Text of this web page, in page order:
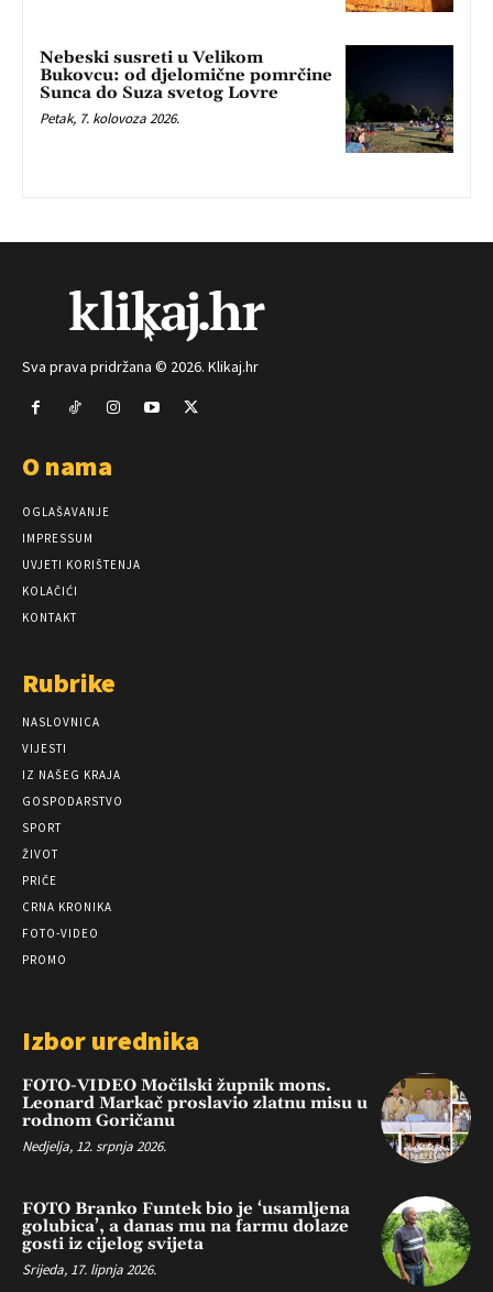
Nebeski susreti u Velikom
Bukovcu: od djelomične pomrčine
Sunca do Suza svetog Lovre
Petak, 7. kolovoza 2026.
Sva prava pridržana © 2026. Klikaj.hr
O nama
OGLAŠAVANJE
IMPRESSUM
UVJETI KORIŠTENJA
KOLAČIĆI
KONTAKT
Rubrike
NASLOVNICA
VIJESTI
IZ NAŠEG KRAJA
GOSPODARSTVO
SPORT
ŽIVOT
PRIČE
CRNA KRONIKA
FOTO-VIDEO
PROMO
Izbor urednika
FOTO-VIDEO Močilski župnik mons.
Leonard Markač proslavio zlatnu misu u
rodnom Goričanu
Nedjelja, 12. srpnja 2026.
FOTO Branko Funtek bio je ‘usamljena
golubica’, a danas mu na farmu dolaze
gosti iz cijelog svijeta
Srijeda, 17. lipnja 2026.